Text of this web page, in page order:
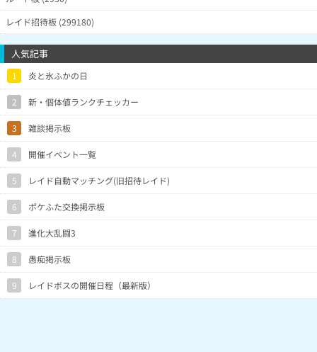
レイド招待板 (299180)
人気記事
1 炎と氷ふかの日
2 新・個体値ランクチェッカー
3 雑談掲示板
4 開催イベント一覧
5 レイド自動マッチング(旧招待レイド)
6 ポケふた交換掲示板
7 進化大乱闘3
8 愚痴掲示板
9 レイドボスの開催日程（最新版）